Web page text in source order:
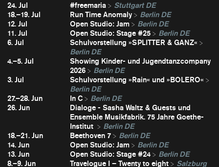
24. Jul #freemaria
Stuttgart DE
18.–19. Jul
Run Time Anomaly
Berlin DE
12. Jul
Open Studio: Jam
Berlin DE
11. Jul
Open Studio: Stage #25
Berlin DE
6. Jul
Schulvorstellung »SPLITTER & GANZ«
Berlin DE
4.–5. Jul
Showing Kinder- und Jugendtanzcompany
2026
Berlin DE
3. Jul
Schulvorstellung »Rain« und »BOLERO«
Berlin DE
27.–28. Jun
In C
Berlin DE
26. Jun
Dialoge - Sasha Waltz & Guests und
Ensemble Musikfabrik. 75 Jahre Goethe-
Institut
Berlin DE
18.–21. Jun
Beethoven 7
Berlin DE
14. Jun
Open Studio: Jam
Berlin DE
13. Jun
Open Studio: Stage #24
Berlin DE
8.–9. Jun
Travelogue I – Twenty to eight
Salzburg